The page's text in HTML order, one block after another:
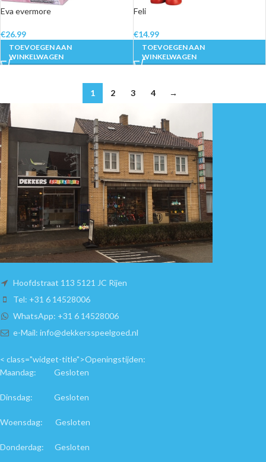
Eva evermore
€26.99
TOEVOEGEN AAN
WINKELWAGEN
Feli
€14.99
TOEVOEGEN AAN
WINKELWAGEN
1 2 3 4 →
Hoofdstraat 113 5121 JC Rijen
Tel: +31 6 14528006
WhatsApp: +31 6 14528006
e-Mail: info@dekkersspeelgoed.nl
< class="widget-title">Openingstijden:
Maandag: Gesloten
Dinsdag: Gesloten
Woensdag: Gesloten
Donderdag: Gesloten